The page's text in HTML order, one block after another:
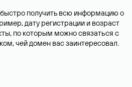
получить всю информацию о
дату регистрации и возраст
по которым можно связаться с
чей домен вас заинтересовал.